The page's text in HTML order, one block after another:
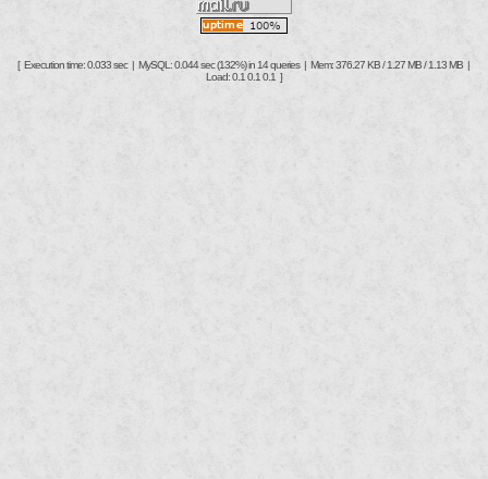
[ Execution time: 0.033 sec | MySQL: 0.044 sec (132%) in 14 queries | Mem: 376.27 KB / 1.27 MB / 1.13 MB |
Load: 0.1 0.1 0.1 ]